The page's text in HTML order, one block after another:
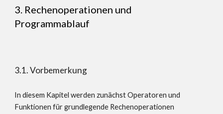
3. Rechenoperationen und
Programmablauf
3.1. Vorbemerkung
In diesem Kapitel werden zunächst Operatoren und
Funktionen für grundlegende Rechenoperationen